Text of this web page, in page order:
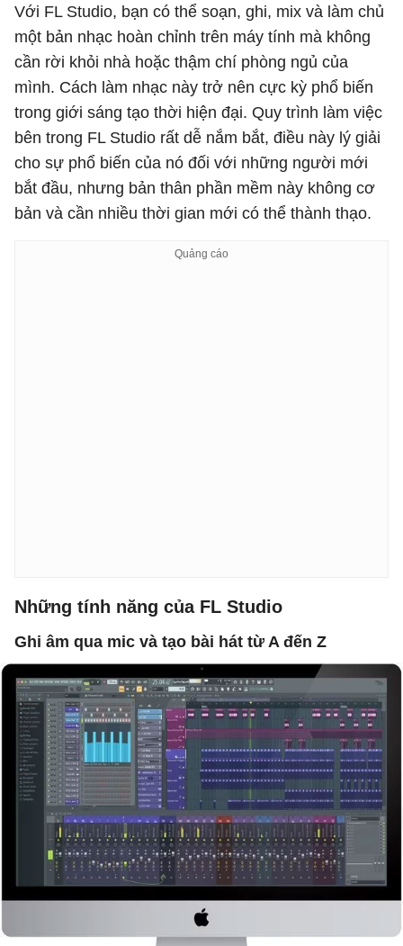
Với FL Studio, bạn có thể soạn, ghi, mix và làm chủ
một bản nhạc hoàn chỉnh trên máy tính mà không
cần rời khỏi nhà hoặc thậm chí phòng ngủ của
mình. Cách làm nhạc này trở nên cực kỳ phổ biến
trong giới sáng tạo thời hiện đại. Quy trình làm việc
bên trong FL Studio rất dễ nắm bắt, điều này lý giải
cho sự phổ biến của nó đối với những người mới
bắt đầu, nhưng bản thân phần mềm này không cơ
bản và cần nhiều thời gian mới có thể thành thạo.
Những tính năng của FL Studio
Ghi âm qua mic và tạo bài hát từ A đến Z